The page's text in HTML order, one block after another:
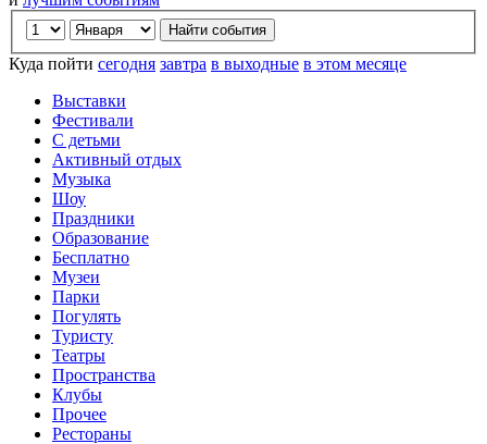
Куда пойти сегодня завтра в выходные в этом месяце
Выставки
Фестивали
С детьми
Активный отдых
Музыка
Шоу
Праздники
Образование
Бесплатно
Музеи
Парки
Погулять
Туристу
Театры
Пространства
Клубы
Прочее
Рестораны